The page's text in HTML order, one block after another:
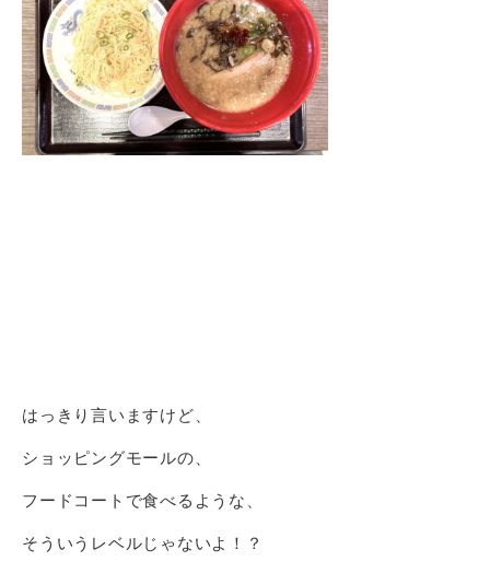
はっきり言いますけど、
ショッピングモールの、
フードコートで食べるような、
そういうレベルじゃないよ！？